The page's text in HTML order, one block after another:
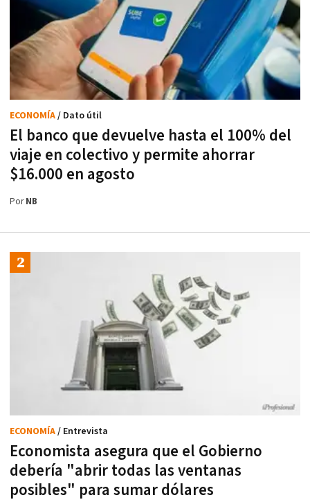
El banco que devuelve hasta el 100% del
viaje en colectivo y permite ahorrar
$16.000 en agosto
ECONOMÍA/ Dato útil
PorNB
Economista asegura que el Gobierno
debería "abrir todas las ventanas
posibles" para sumar dólares
ECONOMÍA/ Entrevista